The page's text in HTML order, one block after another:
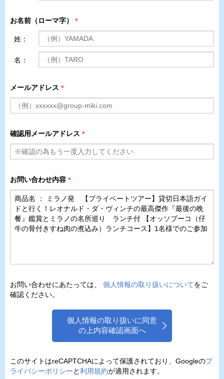
お名前（ローマ字） ＊
姓：
名：
メールアドレス ＊
確認用メールアドレス ＊
お問い合わせ内容 ＊
お問い合わせにあたっては、 個人情報の取り扱いについてをご
確認ください。
個人情報の取り扱いに同意
の上内容確認画面へ
このサイトはreCAPTCHAによって保護されており、Googleのプ
ライバシーポリシーと利用規約が適用されます。